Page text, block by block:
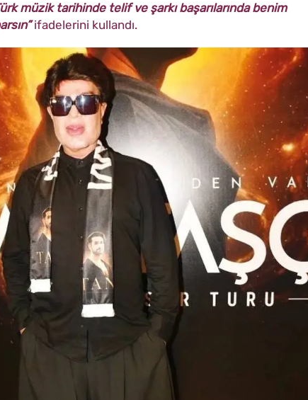
müzik tarihinde telif ve şarkı başarılarında benim
ifadelerini kullandı.